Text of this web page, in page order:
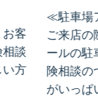
客
談
方
≪駐車場
ご来店
ールの駐
険相談の
がいっぱ